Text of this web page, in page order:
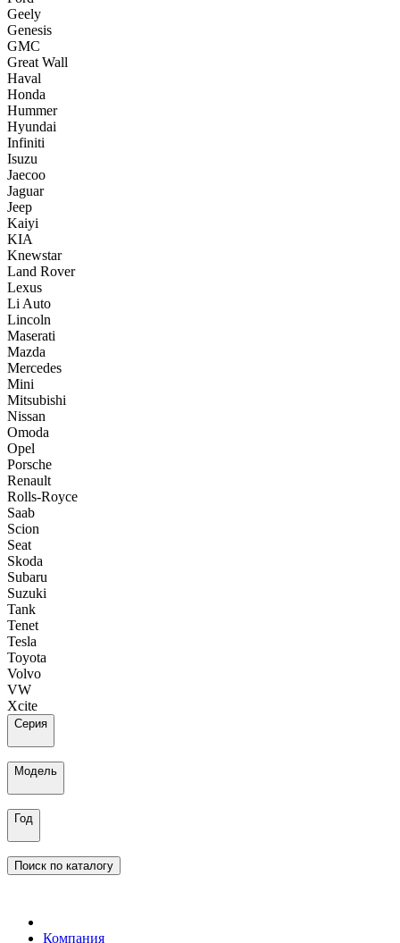
Geely
Genesis
GMC
Great Wall
Haval
Honda
Hummer
Hyundai
Infiniti
Isuzu
Jaecoo
Jaguar
Jeep
Kaiyi
KIA
Knewstar
Land Rover
Lexus
Li Auto
Lincoln
Maserati
Mazda
Mercedes
Mini
Mitsubishi
Nissan
Omoda
Opel
Porsche
Renault
Rolls-Royce
Saab
Scion
Seat
Skoda
Subaru
Suzuki
Tank
Tenet
Tesla
Toyota
Volvo
VW
Xcite
Серия
Модель
Год
Поиск по каталогу
Компания